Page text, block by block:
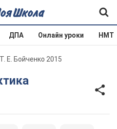
ДПА Онлайн уроки НМТ
Е. Бойченко 2015